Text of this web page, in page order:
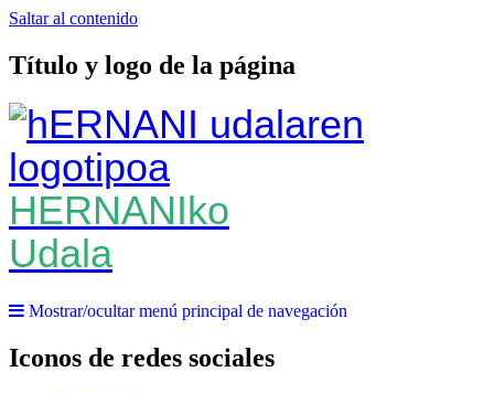
Saltar al contenido
Título y logo de la página
HERNANIko
Udala
Mostrar/ocultar menú principal de navegación
Iconos de redes sociales